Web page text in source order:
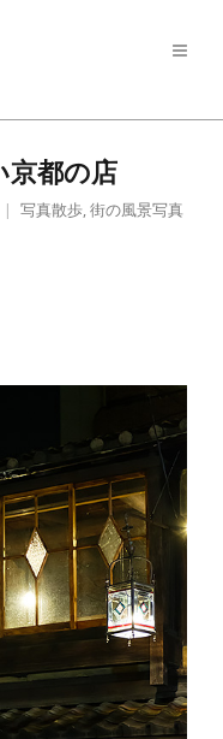
都の店
写真散歩,街の風景写真